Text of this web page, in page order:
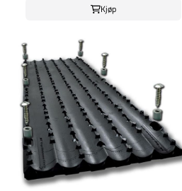
Kjøp